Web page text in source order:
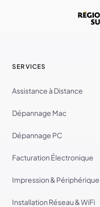
SERVICES
Assistance à Distance
Dépannage Mac
Dépannage PC
Facturation Électronique
Impression &
Installation Réseau & WiFi